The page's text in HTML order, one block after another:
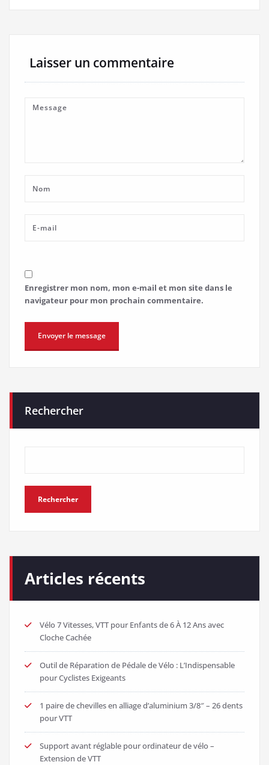
Laisser un commentaire
Enregistrer mon nom, mon e-mail et mon site dans le
navigateur pour mon prochain commentaire.
Rechercher
Rechercher
Articles récents
Vélo 7 Vitesses, VTT pour Enfants de 6 À 12 Ans avec
Cloche Cachée
Outil de Réparation de Pédale de Vélo : L’Indispensable
pour Cyclistes Exigeants
1 paire de chevilles en alliage d’aluminium 3/8″ – 26 dents
pour VTT
Support avant réglable pour ordinateur de vélo –
Extension de VTT